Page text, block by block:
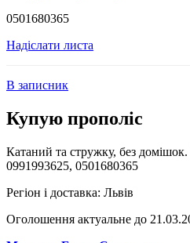
0501680365
Надіслати листа
В записник
Купую прополіс
Катаний та стружку, без домішок.
0991993625, 0501680365
Регіон і доставка: Львів
Оголошення актуальне до